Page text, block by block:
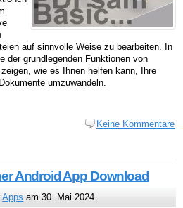
auf sinnvolle Weise zu bearbeiten. In
der grundlegenden Funktionen von
wie es Ihnen helfen kann, Ihre
umzuwandeln.
Keine Kommentare
Android App Download
Apps am 30. Mai 2024